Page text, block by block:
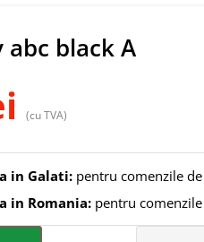
abc black A
(cu TVA)
in Galati: pentru comenzile
in Romania: pentru